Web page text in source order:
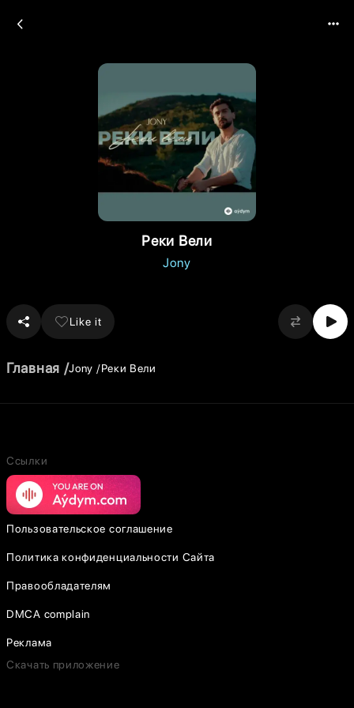
Реки Вели
Jony
Like it
Главная Jony Реки Вели
Ссылки
Пользовательское соглашение
Политика конфиденциальности Сайта
Правообладателям
DMCA complain
Реклама
Скачать приложение